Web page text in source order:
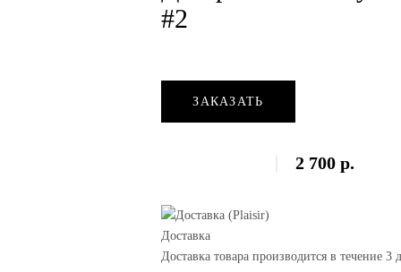
#2
ЗАКАЗАТЬ
2 700 р.
Доставка
Доставка товара производится в течение